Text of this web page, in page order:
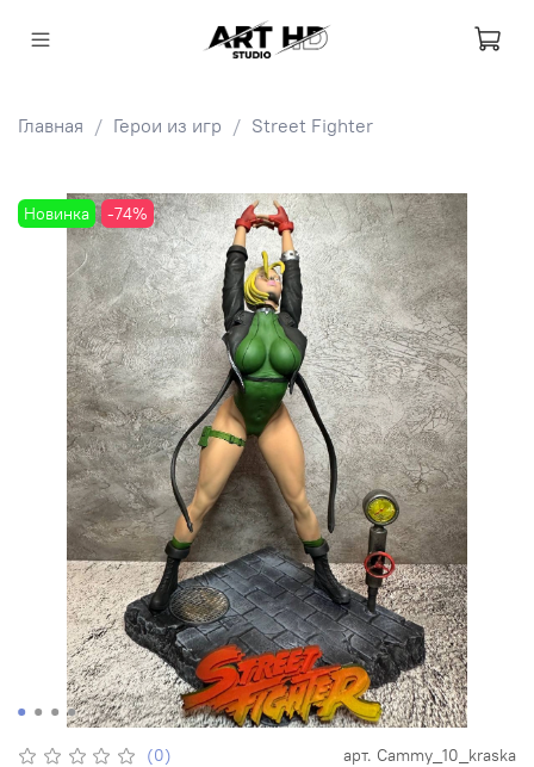
Главная Герои из игр Street Fighter
Новинка -74%
(0) арт. Cammy_10_kraska